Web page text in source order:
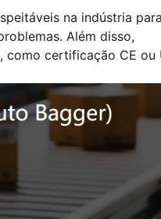
na indústria
Além disso,
como certificação CE ou